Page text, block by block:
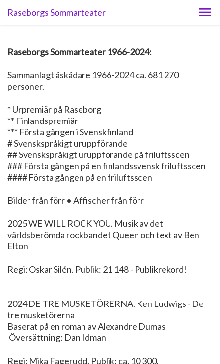
Raseborgs Sommarteater
Raseborgs Sommarteater 1966-2024:
Sammanlagt åskådare 1966-2024 ca. 681 270
personer.
* Urpremiär på Raseborg
** Finlandspremiär
*** Första gången i Svenskfinland
# Svenskspråkigt uruppförande
## Svenskspråkigt uruppförande på friluftsscen
### Första gången på en finlandssvensk friluftsscen
#### Första gången på en friluftsscen
Bilder från förr • Affischer från förr
2025 WE WILL ROCK YOU. Musik av det
världsberömda rockbandet Queen och text av Ben
Elton
Regi: Oskar Silén. Publik: 21 148 - Publikrekord!
2024 DE TRE MUSKETÖRERNA. Ken Ludwigs - De
tre musketörerna
Baserat på en roman av Alexandre Dumas
Översättning: Dan Idman
Regi: Mika Fagerudd. Publik: ca. 10 300.